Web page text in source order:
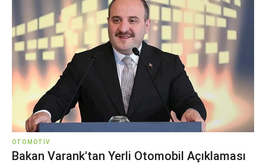
OTOMOTIV
Bakan Varank'tan Yerli Otomobil Açıklaması